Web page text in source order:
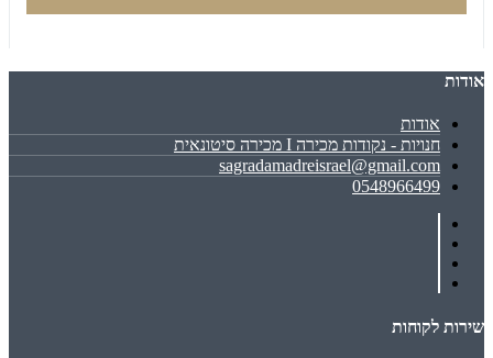
אודות
אודות
חנויות - נקודות מכירה I מכירה סיטונאית
sagradamadreisrael@gmail.com
0548966499
שירות לקוחות